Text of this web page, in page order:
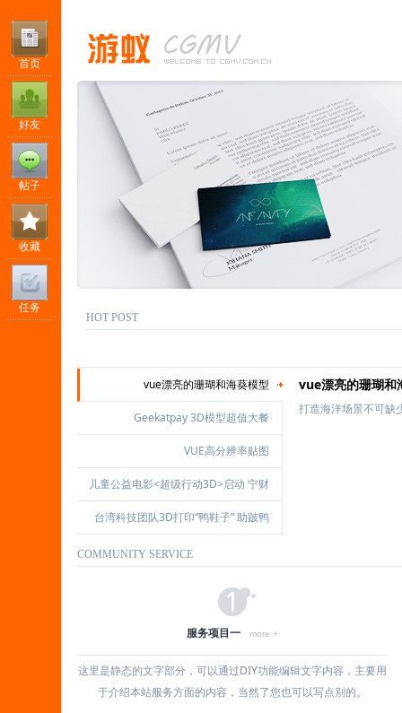
首页
好友
帖子
收藏
任务
HOT POST
vue漂亮的珊瑚和海葵模型
Geekatpay 3D模型超值大餐
（GeekatPlay 3D Models Megapack
for Vue）
VUE高分辨率贴图
儿童公益电影<超级行动3D>启动 宁财
神任编剧
台湾科技团队3D打印“鸭鞋子” 助跛鸭
vue漂亮的珊瑚和
打造海洋场景不可缺
COMMUNITY SERVICE
1
服务项目一 more +
这里是静态的文字部分，可以通过DIY功能编辑文字内容，主要用
于介绍本站服务方面的内容，当然了您也可以写点别的。